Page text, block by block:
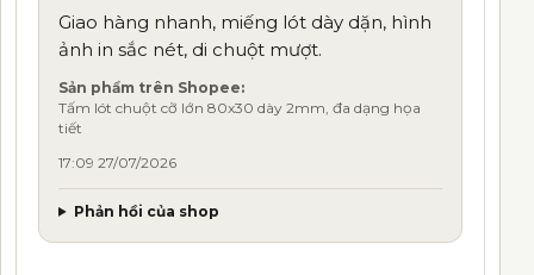
Giao hàng nhanh, miếng lót dày dặn, hình
ảnh in sắc nét, di chuột mượt.
Sản phẩm trên Shopee:
Tấm lót chuột cỡ lớn 80x30 dày 2mm, đa dạng họa
tiết
17:09 27/07/2026
Phản hồi của shop